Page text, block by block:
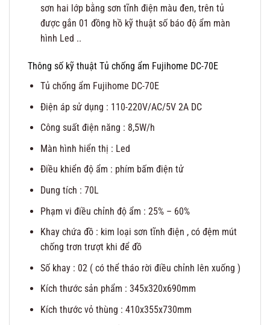
sơn hai lớp bằng sơn tĩnh điện màu đen, trên tủ
được gắn 01 đồng hồ kỹ thuật số báo độ ẩm màn
hình Led ..
Thông số kỹ thuật Tủ chống ẩm Fujihome DC-70E
Tủ chống ẩm Fujihome DC-70E
Điện áp sử dụng : 110-220V/AC/5V 2A DC
Công suất điện năng : 8,5W/h
Màn hình hiển thị : Led
Điều khiển độ ẩm : phím bấm điện tử
Dung tích : 70L
Phạm vi điều chỉnh độ ẩm : 25% – 60%
Khay chứa đồ : kim loại sơn tĩnh điện , có đệm mút
chống trơn trượt khi để đồ
Số khay : 02 ( có thể tháo rời điều chỉnh lên xuống )
Kích thước sản phẩm : 345x320x690mm
Kích thước vỏ thùng : 410x355x730mm